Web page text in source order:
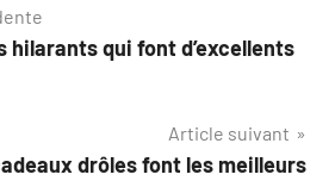
hilarants qui font d’excellents
Article suivant
drôles font les meilleurs